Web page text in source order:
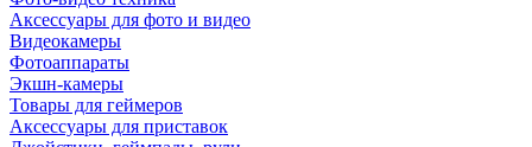
Аксессуары для фото и видео
Видеокамеры
Фотоаппараты
Экшн-камеры
Товары для геймеров
Аксессуары для приставок